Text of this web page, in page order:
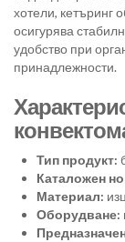
хотели, кетъринг
осигурява
удобство при
принадлежности.
Тип продукт:
Каталожен
Материал:
Оборудване: